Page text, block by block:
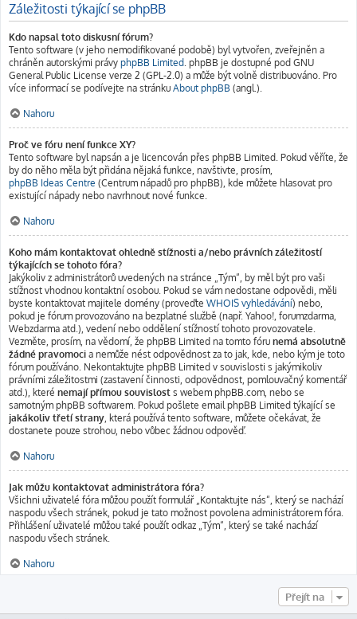
Záležitosti týkající se phpBB
Kdo napsal toto diskusní fórum?
Tento software (v jeho nemodifikované podobě) byl vytvořen, zveřejněn a
chráněn autorskými právy phpBB Limited. phpBB je dostupné pod GNU
General Public License verze 2 (GPL-2.0) a může být volně distribuováno. Pro
více informací se podívejte na stránku About phpBB (angl.).
Nahoru
Proč ve fóru není funkce XY?
Tento software byl napsán a je licencován přes phpBB Limited. Pokud věříte, že
by do něho měla být přidána nějaká funkce, navštivte, prosím,
phpBB Ideas Centre (Centrum nápadů pro phpBB), kde můžete hlasovat pro
existující nápady nebo navrhnout nové funkce.
Nahoru
Koho mám kontaktovat ohledně stížnosti a/nebo právních záležitostí
týkajících se tohoto fóra?
Jakýkoliv z administrátorů uvedených na stránce „Tým“, by měl být pro vaši
stížnost vhodnou kontaktní osobou. Pokud se vám nedostane odpovědi, měli
byste kontaktovat majitele domény (proveďte WHOIS vyhledávání) nebo,
pokud je fórum provozováno na bezplatné službě (např. Yahoo!, forumzdarma,
Webzdarma atd.), vedení nebo oddělení stížností tohoto provozovatele.
Vezměte, prosím, na vědomí, že phpBB Limited na tomto fóru nemá absolutně
žádné pravomoci a nemůže nést odpovědnost za to jak, kde, nebo kým je toto
fórum používáno. Nekontaktujte phpBB Limited v souvislosti s jakýmikoliv
právními záležitostmi (zastavení činnosti, odpovědnost, pomlouvačný komentář
atd.), které nemají přímou souvislost s webem phpBB.com, nebo se
samotným phpBB softwarem. Pokud pošlete email phpBB Limited týkající se
jakákoliv třetí strany, která používá tento software, můžete očekávat, že
dostanete pouze strohou, nebo vůbec žádnou odpověď.
Nahoru
Jak můžu kontaktovat administrátora fóra?
Všichni uživatelé fóra můžou použít formulář „Kontaktujte nás“, který se nachází
naspodu všech stránek, pokud je tato možnost povolena administrátorem fóra.
Přihlášení uživatelé můžou také použít odkaz „Tým“, který se také nachází
naspodu všech stránek.
Nahoru
Přejít na